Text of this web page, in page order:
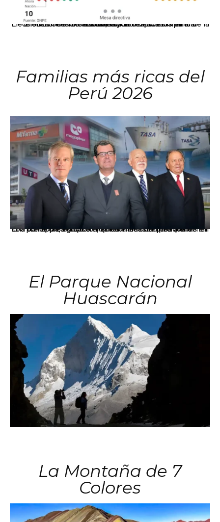
El JNE oficializó la distribución de escaños para la elección de 60 senadores y 130 diputados en las Elecciones Generales 2026, tras el restablecimiento de la Bicameralidad.
Familias más ricas del
Perú 2026
Los principales grupos empresariales del país mantienen una fuerte presencia en Áncash mediante inversiones en comercio, educación, salud e industria pesquera.
El Parque Nacional
Huascarán
La Montaña de 7
Colores